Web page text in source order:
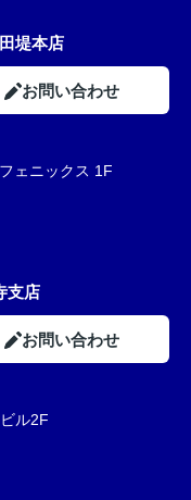
堤本店
お問い合わせ
ェニックス 1F
支店
お問い合わせ
ル2F